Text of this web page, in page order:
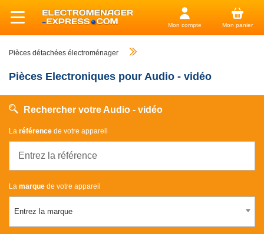
Mon compte Mon panier
Pièces détachées électroménager
Pièces Electroniques pour Audio - vidéo
Rechercher votre Audio - vidéo
La référence de votre appareil
La marque de votre appareil
Entrez la marque